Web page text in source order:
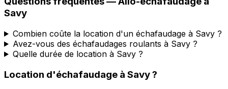
Savy
Combien coûte la location d'un échafaudage à Savy ?
Avez-vous des échafaudages roulants à Savy ?
Quelle durée de location à Savy ?
Location d'échafaudage à Savy?